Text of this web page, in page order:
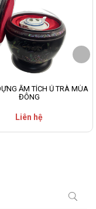
ẤM TÍCH Ủ TRÀ MÙA
ĐÔNG
Liên hệ